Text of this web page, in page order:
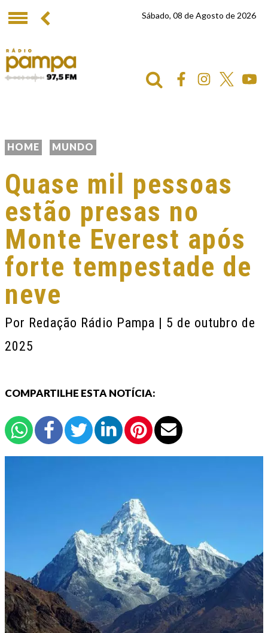
Sábado, 08 de Agosto de 2026
HOME MUNDO
Quase mil pessoas
estão presas no
Monte Everest após
forte tempestade de
neve
Por Redação Rádio Pampa | 5 de outubro de
2025
COMPARTILHE ESTA NOTÍCIA: